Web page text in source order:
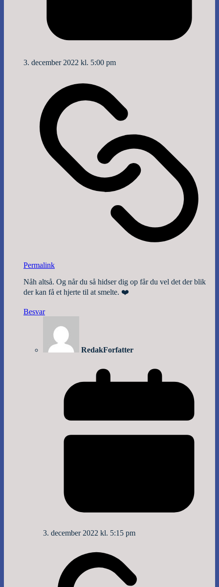
3. december 2022 kl. 5:00 pm
Permalink
Nåh altså. Og når du så hidser dig op får du vel det der blik
der kan få et hjerte til at smelte. ❤️
Besvar
RedakForfatter
3. december 2022 kl. 5:15 pm